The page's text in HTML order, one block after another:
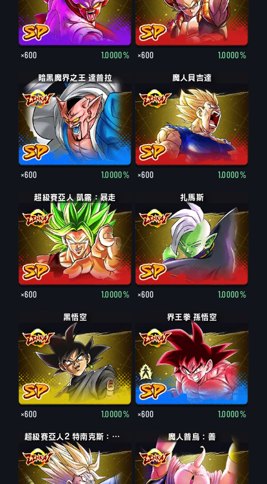
×600 1.0000% ×600 1.0000%
暗黑魔界之王 達普拉
×600 1.0000%
魔人貝吉達
×600 1.0000%
超級賽亞人 凱露：暴走
×600 1.0000%
扎馬斯
×600 1.0000%
黑悟空
×600 1.0000%
界王拳 孫悟空
×600 1.0000%
超級賽亞人2 特南克斯：青年期 魔人普烏 : 善